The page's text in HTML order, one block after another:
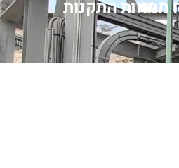
ממאות התקנות